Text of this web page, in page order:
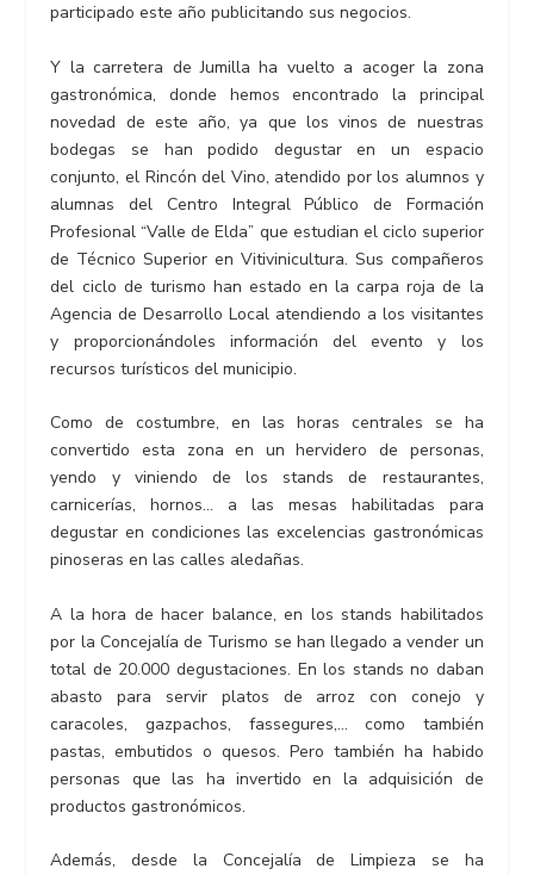
participado este año publicitando sus negocios.
Y la carretera de Jumilla ha vuelto a acoger la zona
gastronómica, donde hemos encontrado la principal
novedad de este año, ya que los vinos de nuestras
bodegas se han podido degustar en un espacio
conjunto, el Rincón del Vino, atendido por los alumnos y
alumnas del Centro Integral Público de Formación
Profesional “Valle de Elda” que estudian el ciclo superior
de Técnico Superior en Vitivinicultura. Sus compañeros
del ciclo de turismo han estado en la carpa roja de la
Agencia de Desarrollo Local atendiendo a los visitantes
y proporcionándoles información del evento y los
recursos turísticos del municipio.
Como de costumbre, en las horas centrales se ha
convertido esta zona en un hervidero de personas,
yendo y viniendo de los stands de restaurantes,
carnicerías, hornos… a las mesas habilitadas para
degustar en condiciones las excelencias gastronómicas
pinoseras en las calles aledañas.
A la hora de hacer balance, en los stands habilitados
por la Concejalía de Turismo se han llegado a vender un
total de 20.000 degustaciones. En los stands no daban
abasto para servir platos de arroz con conejo y
caracoles, gazpachos, fassegures,… como también
pastas, embutidos o quesos. Pero también ha habido
personas que las ha invertido en la adquisición de
productos gastronómicos.
Además, desde la Concejalía de Limpieza se ha